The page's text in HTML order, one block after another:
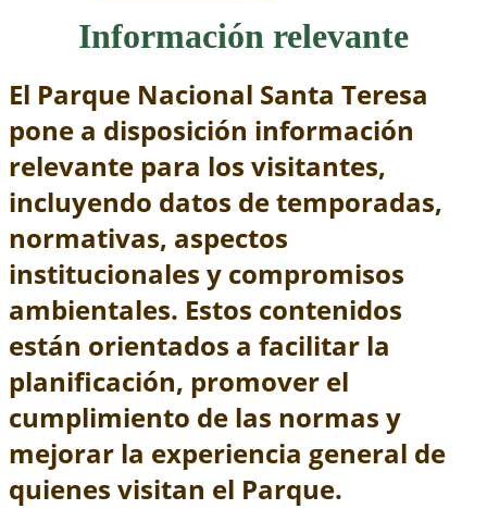
Información relevante
El Parque Nacional Santa Teresa
pone a disposición información
relevante para los visitantes,
incluyendo datos de temporadas,
normativas, aspectos
institucionales y compromisos
ambientales. Estos contenidos
están orientados a facilitar la
planificación, promover el
cumplimiento de las normas y
mejorar la experiencia general de
quienes visitan el Parque.